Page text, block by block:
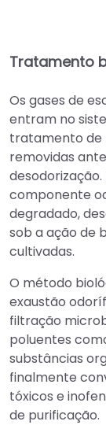
Tratamento
Os gases de
entram no
tratamento de
removidas
componente
degradado,
sob a ação de
cultivadas.
O método
exaustão
filtração
poluentes
substâncias
finalmente
tóxicos e
de purificação.